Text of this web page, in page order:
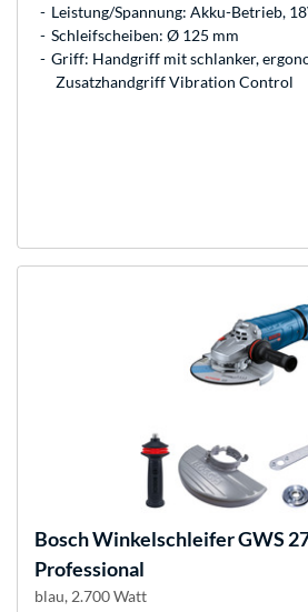
Leistung/Spannung: Akku-Betrieb,
Schleifscheiben: Ø 125 mm
Griff: Handgriff mit schlanker,
Zusatzhandgriff Vibration Control
BoschWinkelschleifer GWS
Professional
blau, 2.700 Watt